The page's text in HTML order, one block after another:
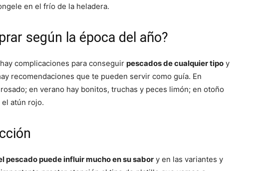
en el frío de la heladera.
según la época del año?
complicaciones para conseguir pescados de cualquier tipo y
recomendaciones que te pueden servir como guía. En
en verano hay bonitos, truchas y peces limón; en otoño
atún rojo.
pescado puede influir mucho en su sabor y en las variantes y